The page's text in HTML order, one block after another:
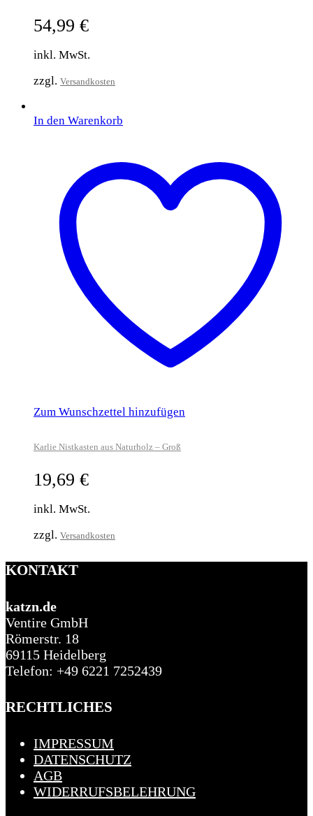
54,99 €
inkl. MwSt.
zzgl. Versandkosten
In den Warenkorb
Zum Wunschzettel hinzufügen
Karlie Nistkasten aus Naturholz – Groß
19,69 €
inkl. MwSt.
zzgl. Versandkosten
KONTAKT
katzn.de
Ventire GmbH
Römerstr. 18
69115 Heidelberg
Telefon: +49 6221 7252439
RECHTLICHES
IMPRESSUM
DATENSCHUTZ
AGB
WIDERRUFSBELEHRUNG